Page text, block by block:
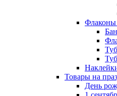
Флаконы
Товары на
День